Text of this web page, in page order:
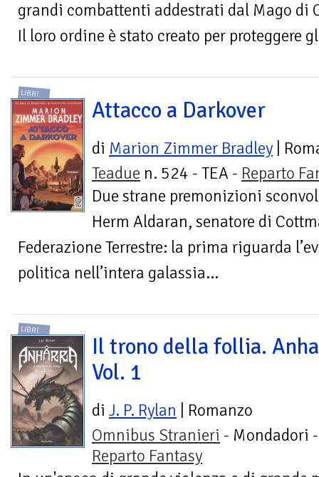
grandi combattenti addestrati dal Mago di
Il loro ordine è stato creato per proteggere
LIBRI
Attacco a Darkover
di Marion Zimmer Bradley |
Teadue n. 524 - TEA - Reparto
Due strane premonizioni
Herm Aldaran, senatore di
Federazione Terrestre: la prima riguarda
politica nell’intera galassia...
LIBRI
Il trono della follia.
Vol. 1
di J. P. Rylan | Romanzo
Omnibus Stranieri - Mondadori -
Reparto Fantasy